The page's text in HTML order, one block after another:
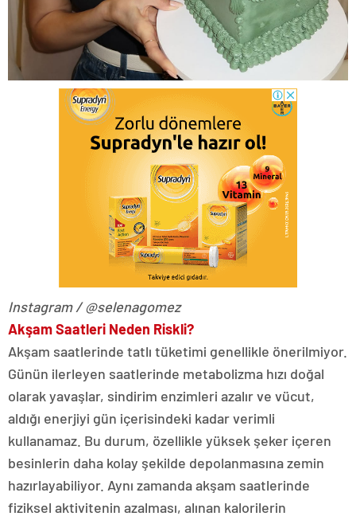
Instagram / @selenagomez
Akşam Saatleri Neden Riskli?
Akşam saatlerinde tatlı tüketimi genellikle önerilmiyor.
Günün ilerleyen saatlerinde metabolizma hızı doğal
olarak yavaşlar, sindirim enzimleri azalır ve vücut,
aldığı enerjiyi gün içerisindeki kadar verimli
kullanamaz. Bu durum, özellikle yüksek şeker içeren
besinlerin daha kolay şekilde depolanmasına zemin
hazırlayabiliyor. Aynı zamanda akşam saatlerinde
fiziksel aktivitenin azalması, alınan kalorilerin